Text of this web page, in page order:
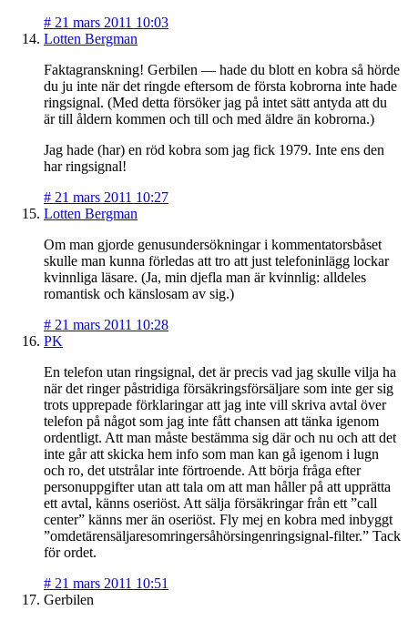
# 21 mars 2011 10:03
Lotten Bergman
Faktagranskning! Gerbilen — hade du blott en kobra så hörde
du ju inte när det ringde eftersom de första kobrorna inte hade
ringsignal. (Med detta försöker jag på intet sätt antyda att du
är till åldern kommen och till och med äldre än kobrorna.)
Jag hade (har) en röd kobra som jag fick 1979. Inte ens den
har ringsignal!
# 21 mars 2011 10:27
Lotten Bergman
Om man gjorde genusundersökningar i kommentatorsbåset
skulle man kunna förledas att tro att just telefoninlägg lockar
kvinnliga läsare. (Ja, min djefla man är kvinnlig: alldeles
romantisk och känslosam av sig.)
# 21 mars 2011 10:28
PK
En telefon utan ringsignal, det är precis vad jag skulle vilja ha
när det ringer påstridiga försäkringsförsäljare som inte ger sig
trots upprepade förklaringar att jag inte vill skriva avtal över
telefon på något som jag inte fått chansen att tänka igenom
ordentligt. Att man måste bestämma sig där och nu och att det
inte går att skicka hem info som man kan gå igenom i lugn
och ro, det utstrålar inte förtroende. Att börja fråga efter
personuppgifter utan att tala om att man håller på att upprätta
ett avtal, känns oseriöst. Att sälja försäkringar från ett ”call
center” känns mer än oseriöst. Fly mej en kobra med inbyggt
”omdetärensäljaresomringersåhörsingenringsignal-filter.” Tack
för ordet.
# 21 mars 2011 10:51
Gerbilen